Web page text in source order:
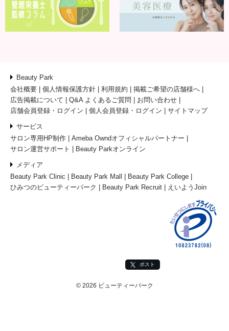
Beauty Park
会社概要
個人情報保護方針 利用規約
掲載ご希望の店舗様へ
広告掲載について
Q&A よくあるご質問
お問い合わせ
店舗会員登録・ログイン
個人会員登録・ログイン サイトマップ
サービス
サロン専用HP制作
Ameba Owndオフィシャルパートナー
サロン運営サポート
Beauty Parkオンライン
メディア
Beauty Park Clinic
Beauty Park Mall
Beauty Park College
ひみつのビューティーパーク
Beauty Park Recruit えいようJoin
ポスト
© 2026 ビューティーパーク